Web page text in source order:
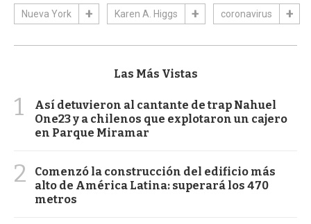
Nueva York Karen A. Higgs coronavirus
Las Más Vistas
1
Así detuvieron al cantante de trap Nahuel
One23 y a chilenos que explotaron un cajero
en Parque Miramar
2
Comenzó la construcción del edificio más
alto de América Latina: superará los 470
metros